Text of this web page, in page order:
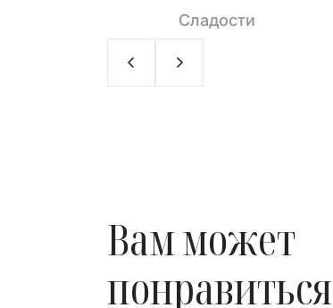
Сладости
Молочный шоколад с
цельным миндалем 90 г
440 ₽
Вам может
понравиться